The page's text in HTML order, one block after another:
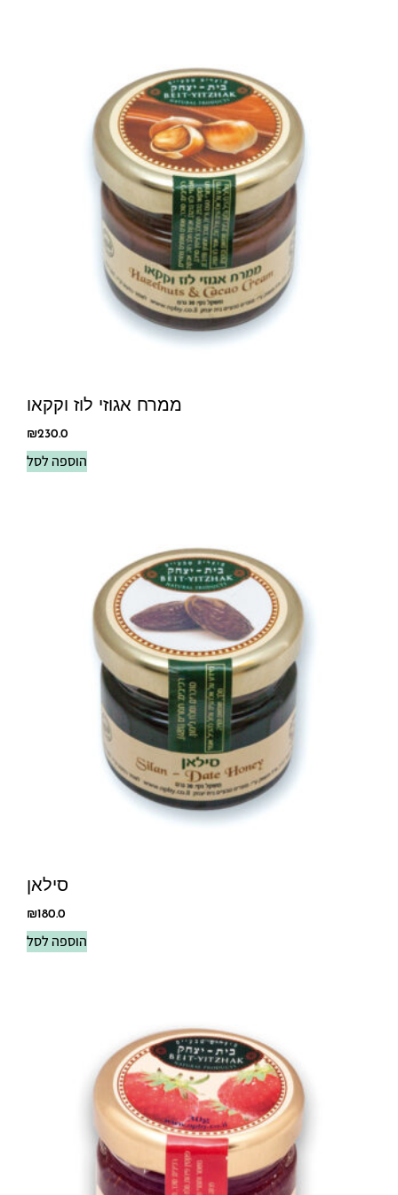
ממרח אגוזי לוז וקקאו
₪230.0
הוספה לסל
סילאן
₪180.0
הוספה לסל